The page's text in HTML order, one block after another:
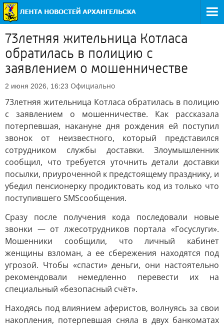
73летняя жительница Котласа
обратилась в полицию с
заявлением о мошенничестве
2 июня 2026, 16:23 Официально
73летняя жительница Котласа обратилась в полицию
с заявлением о мошенничестве. Как рассказала
потерпевшая, накануне дня рождения ей поступил
звонок от неизвестного, который представился
сотрудником службы доставки. Злоумышленник
сообщил, что требуется уточнить детали доставки
посылки, приуроченной к предстоящему празднику, и
убедил пенсионерку продиктовать код из только что
поступившего SMSсообщения.
Сразу после получения кода последовали новые
звонки — от лжесотрудников портала «Госуслуги».
Мошенники сообщили, что личный кабинет
женщины взломан, а ее сбережения находятся под
угрозой. Чтобы «спасти» деньги, они настоятельно
рекомендовали немедленно перевести их на
специальный «безопасный счёт».
Находясь под влиянием аферистов, волнуясь за свои
накопления, потерпевшая сняла в двух банкоматах